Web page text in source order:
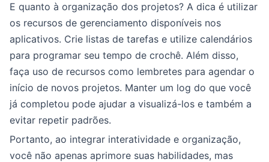
E quanto à organização dos projetos? A dica é utilizar
os recursos de gerenciamento disponíveis nos
aplicativos. Crie listas de tarefas e utilize calendários
para programar seu tempo de crochê. Além disso,
faça uso de recursos como lembretes para agendar o
início de novos projetos. Manter um log do que você
já completou pode ajudar a visualizá-los e também a
evitar repetir padrões.
Portanto, ao integrar interatividade e organização,
você não apenas aprimore suas habilidades, mas